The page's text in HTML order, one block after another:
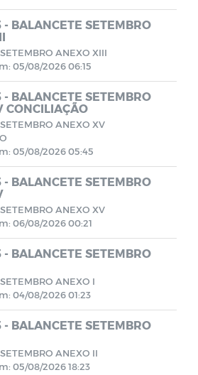
Previdenciário
Previdenciários DAIR
Previdenciários DEPIN
Previdenciários DIPR
Previdenciários DRAA
Contábeis
de Investimentos
Contratos
2022
- BALANCETE SETEMBRO
ANEXO XIII
05/08/2026 06:15
- BALANCETE SETEMBRO
CONCILIAÇÃO
ANEXO XV
05/08/2026 05:45
- BALANCETE SETEMBRO
ANEXO XV
06/08/2026 00:21
- BALANCETE SETEMBRO
ANEXO I
04/08/2026 01:23
- BALANCETE SETEMBRO
ANEXO II
05/08/2026 18:23